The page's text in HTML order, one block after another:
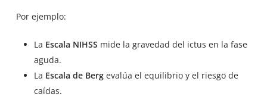
Por ejemplo:
La Escala NIHSS mide la gravedad del ictus en la fase
aguda.
La Escala de Bergevalúa el equilibrio y el riesgo de
caídas.